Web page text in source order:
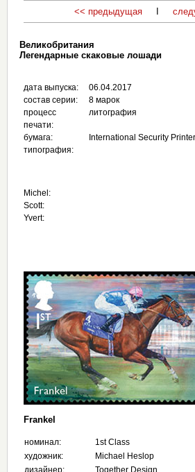
<< предыдущая
Великобритания
Легендарные скаковые лошади
дата выпуска:
состав серии:
процесс
печати:
бумага:
типография:
06.04.2017
8 марок
литография
International Security
Michel:
Scott:
Yvert:
Frankel
номинал:
1st Class
художник:
Michael Heslop
дизайнер:
Together Design